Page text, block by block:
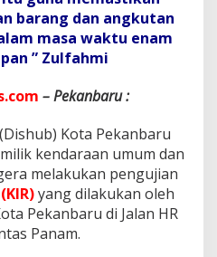
barang dan angkutan
masa waktu enam
” Zulfahmi
– Pekanbaru :
Kota Pekanbaru
kendaraan umum dan
melakukan pengujian
(KIR)yang dilakukan oleh
Pekanbaru di Jalan HR
Panam.